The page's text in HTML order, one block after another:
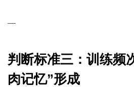
—
判断标准三：训练频
肉记忆”形成